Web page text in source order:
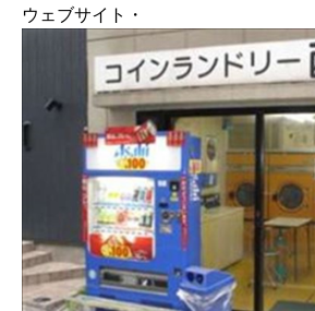
ウェブサイト・